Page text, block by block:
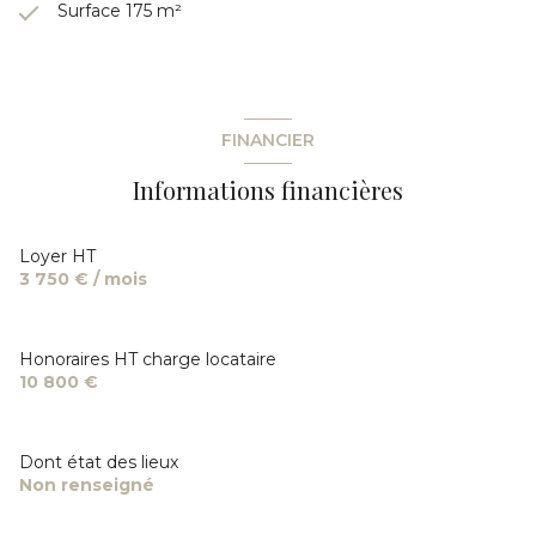
Surface 175 m²
FINANCIER
Informations financières
Loyer HT
3 750 € / mois
Honoraires HT charge locataire
10 800 €
Dont état des lieux
Non renseigné